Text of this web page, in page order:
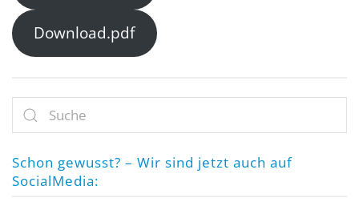
Download.pdf
Schon gewusst? – Wir sind jetzt auch auf
SocialMedia: